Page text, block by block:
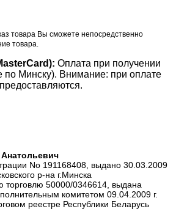
товара Вы сможете непосредственно
товара.
Оплата при получении
по Минску). Внимание: при оплате
No 191168408, выдано 30.03.2009
р-на г.Минска
торговлю 50000/0346614, выдана
комитетом 09.04.2009 г.
реестре Республики Беларусь